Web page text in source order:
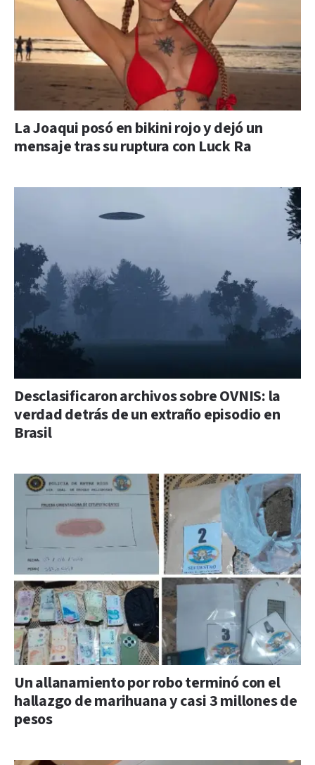
La Joaqui posó en bikini rojo y dejó un
mensaje tras su ruptura con Luck Ra
Desclasificaron archivos sobre OVNIS: la
verdad detrás de un extraño episodio en
Brasil
Un allanamiento por robo terminó con el
hallazgo de marihuana y casi 3 millones de
pesos